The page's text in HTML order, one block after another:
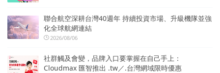
聯合航空深耕台灣40週年 持續投資市場、升級機隊並強
化全球航網連結
2026/08/06
社群觸及會變，品牌入口要掌握在自己手上：
Cloudmax 匯智推出 .tw／.台灣網域限時優惠